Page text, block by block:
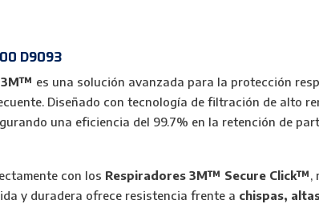
D9093
3M™ es una solución avanzada para la protección
Diseñado con tecnología de filtración de alto
una eficiencia del 99.7% en la retención de
con los Respiradores 3M™ Secure Click™,
y duradera ofrece resistencia frente a chispas,